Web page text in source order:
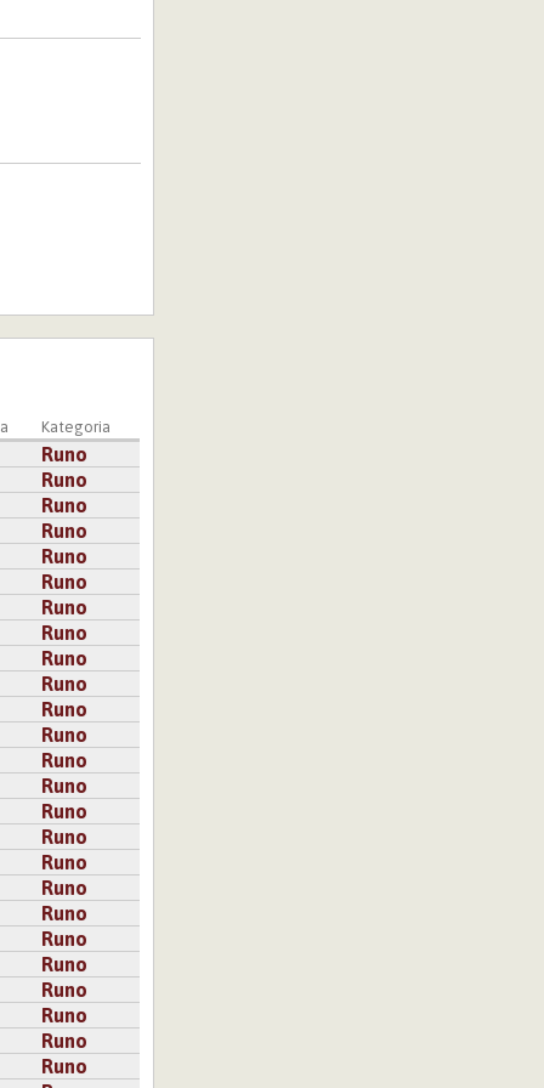
Kategoria
Runo
Runo
Runo
Runo
Runo
Runo
Runo
Runo
Runo
Runo
Runo
Runo
Runo
Runo
Runo
Runo
Runo
Runo
Runo
Runo
Runo
Runo
Runo
Runo
Runo